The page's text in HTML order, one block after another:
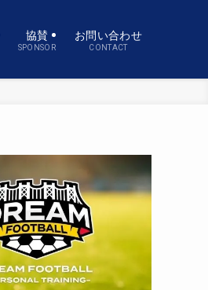
協賛
SPONSOR
お問い合わせ
CONTACT